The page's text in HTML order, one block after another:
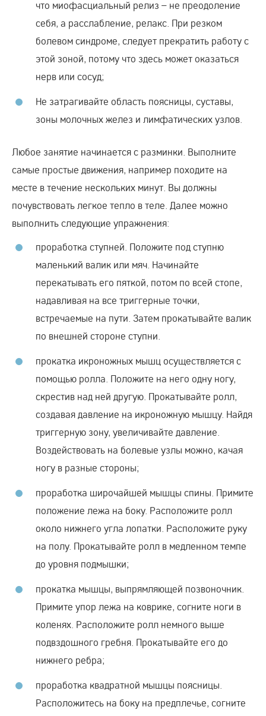
что миофасциальный релиз – не преодоление
себя, а расслабление, релакс. При резком
болевом синдроме, следует прекратить работу с
этой зоной, потому что здесь может оказаться
нерв или сосуд;
Не затрагивайте область поясницы, суставы,
зоны молочных желез и лимфатических узлов.
Любое занятие начинается с разминки. Выполните
самые простые движения, например походите на
месте в течение нескольких минут. Вы должны
почувствовать легкое тепло в теле. Далее можно
выполнить следующие упражнения:
проработка ступней. Положите под ступню
маленький валик или мяч. Начинайте
перекатывать его пяткой, потом по всей стопе,
надавливая на все триггерные точки,
встречаемые на пути. Затем прокатывайте валик
по внешней стороне ступни.
прокатка икроножных мышц осуществляется с
помощью ролла. Положите на него одну ногу,
скрестив над ней другую. Прокатывайте ролл,
создавая давление на икроножную мышцу. Найдя
триггерную зону, увеличивайте давление.
Воздействовать на болевые узлы можно, качая
ногу в разные стороны;
проработка широчайшей мышцы спины. Примите
положение лежа на боку. Расположите ролл
около нижнего угла лопатки. Расположите руку
на полу. Прокатывайте ролл в медленном темпе
до уровня подмышки;
прокатка мышцы, выпрямляющей позвоночник.
Примите упор лежа на коврике, согните ноги в
коленях. Расположите ролл немного выше
подвздошного гребня. Прокатывайте его до
нижнего ребра;
проработка квадратной мышцы поясницы.
Расположитесь на боку на предплечье, согните